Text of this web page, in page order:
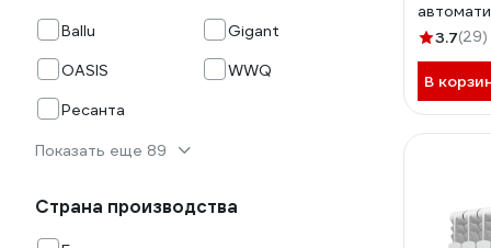
Ballu
Gigant
OASIS
WWQ
Ресанта
Показать еще 89
Страна производства
3.7(29)
В